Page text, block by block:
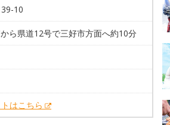
10
ら県道12号で三好市方面へ約10分
はこちら